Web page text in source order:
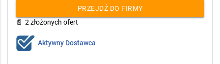
PRZEJDŹ DO FIRMY
📄 2 złożonych ofert
Aktywny Dostawca